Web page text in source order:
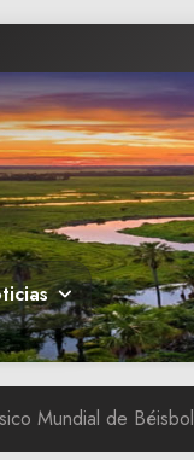
Mundial de Béisbol